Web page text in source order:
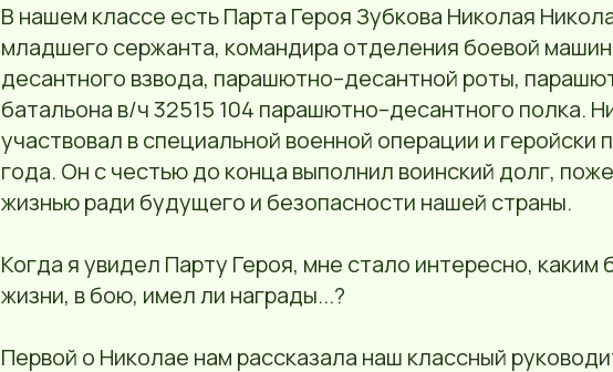
В нашем классе есть Парта Героя Зубкова Николая
младшего сержанта, командира отделения боевой
десантного взвода, парашютно–десантной роты,
батальона в/ч 32515 104 парашютно–десантного полка.
участвовал в специальной военной операции и геройски
года. Он с честью до конца выполнил воинский долг,
жизнью ради будущего и безопасности нашей страны.
Когда я увидел Парту Героя, мне стало интересно, каким
жизни, в бою, имел ли награды...?
Первой о Николае нам рассказала наш классный